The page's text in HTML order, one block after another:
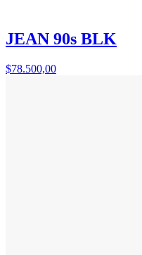
JEAN 90s BLK
$78.500,00